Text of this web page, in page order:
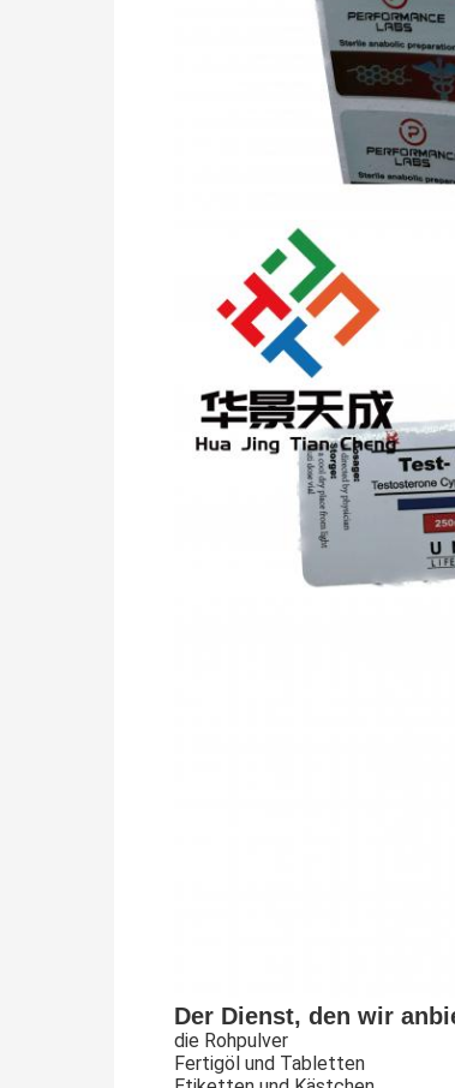
Der Dienst, den wir
die Rohpulver
Fertigöl und Tabletten